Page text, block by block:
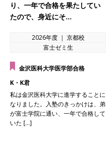
り、一年で合格を果たしてい
たので、身近にそ…
2026年度 ｜ 京都校
富士ゼミ生
金沢医科大学医学部合格
K・K君
私は金沢医科大学に進学することに
なりました。入塾のきっかけは、弟
が富士学院に通い、一年で合格して
いた […]